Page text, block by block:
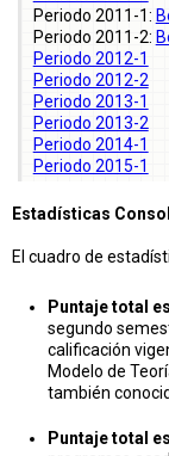
Periodo 2011-1:
Periodo 2011-2:
Periodo 2012-1
Periodo 2012-2
Periodo 2013-1
Periodo 2013-2
Periodo 2014-1
Periodo 2015-1
Estadísticas
El cuadro de
Puntaje total
segundo
calificación
Modelo de
también
Puntaje total